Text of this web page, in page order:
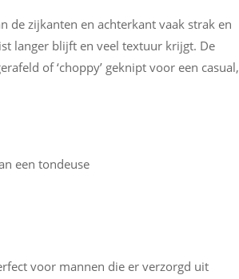
de zijkanten en achterkant vaak strak en
langer blijft en veel textuur krijgt. De
of ‘choppy’ geknipt voor een casual,
een tondeuse
voor mannen die er verzorgd uit